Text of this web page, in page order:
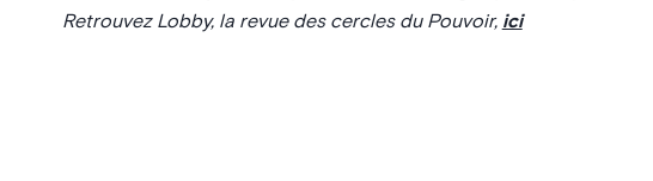
Retrouvez Lobby, la revue des cercles du Pouvoir, ici